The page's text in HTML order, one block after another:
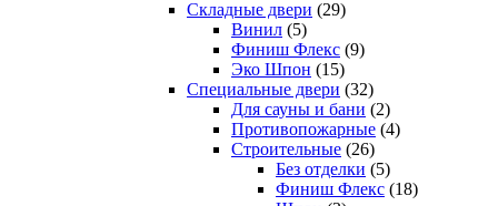
Складные двери (29)
Винил (5)
Финиш Флекс (9)
Эко Шпон (15)
Специальные двери (32)
Для сауны и бани (2)
Противопожарные (4)
Строительные (26)
Без отделки (5)
Финиш Флекс (18)